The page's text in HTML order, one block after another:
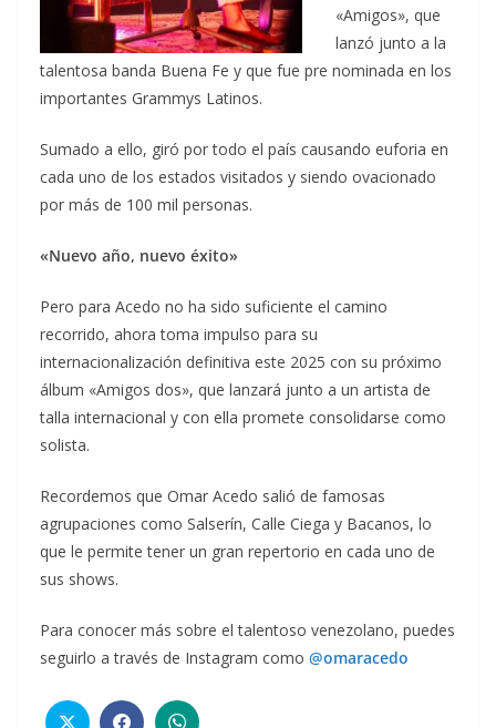
«Amigos», que
lanzó junto a la
talentosa banda Buena Fe y que fue pre nominada en los
importantes Grammys Latinos.
Sumado a ello, giró por todo el país causando euforia en
cada uno de los estados visitados y siendo ovacionado
por más de 100 mil personas.
«Nuevo año, nuevo éxito»
Pero para Acedo no ha sido suficiente el camino
recorrido, ahora toma impulso para su
internacionalización definitiva este 2025 con su próximo
álbum «Amigos dos», que lanzará junto a un artista de
talla internacional y con ella promete consolidarse como
solista.
Recordemos que Omar Acedo salió de famosas
agrupaciones como Salserín, Calle Ciega y Bacanos, lo
que le permite tener un gran repertorio en cada uno de
sus shows.
Para conocer más sobre el talentoso venezolano, puedes
seguirlo a través de Instagram como @omaracedo